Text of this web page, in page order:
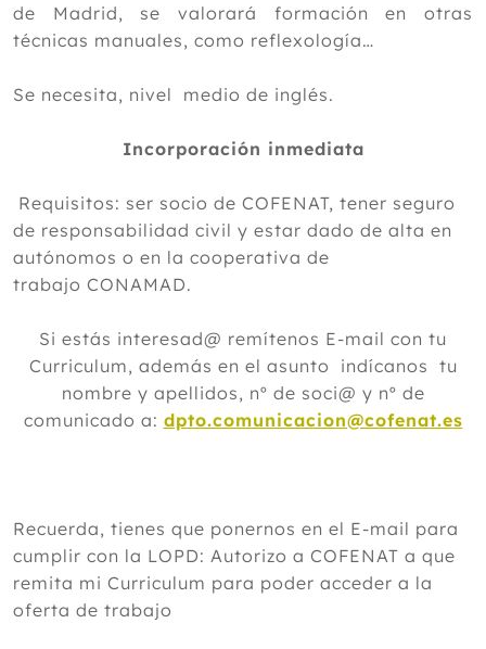
de Madrid, se valorará formación en otras
técnicas manuales, como reflexología…
Se necesita, nivel medio de inglés.
Incorporación inmediata
Requisitos: ser socio de COFENAT, tener seguro
de responsabilidad civil y estar dado de alta en
autónomos o en la cooperativa de
trabajo CONAMAD.
Si estás interesad@ remítenos E-mail con tu
Curriculum, además en el asunto indícanos tu
nombre y apellidos, nº de soci@ y nº de
comunicado a: dpto.comunicacion@cofenat.es
Recuerda, tienes que ponernos en el E-mail para
cumplir con la LOPD: Autorizo a COFENAT a que
remita mi Curriculum para poder acceder a la
oferta de trabajo